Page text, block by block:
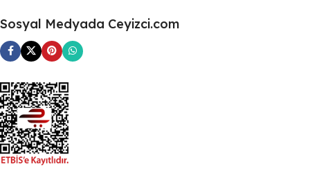
Sosyal Medyada Ceyizci.com